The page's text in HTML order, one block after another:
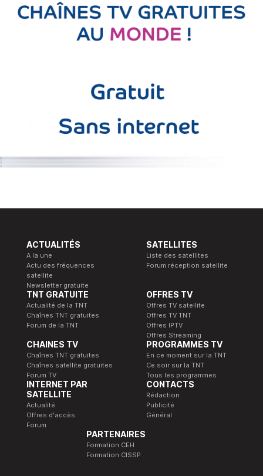
ACTUALITÉS
A la une
Actu des fréquences
satellite
Newsletter gratuite
SATELLITES
Liste des satellites
Forum réception satellite
TNT GRATUITE
Actualité de la TNT
Chaînes TNT gratuites
Forum de la TNT
OFFRES TV
Offres TV satellite
Offres TV TNT
Offres IPTV
Offres Streaming
CHAINES TV
Chaînes TNT gratuites
Chaînes satellite gratuites
Forum TV
PROGRAMMES TV
En ce moment sur la TNT
Ce soir sur la TNT
Tous les programmes
INTERNET PAR
SATELLITE
Actualité
Offres d'accès
Forum
CONTACTS
Rédaction
Publicité
Général
PARTENAIRES
Formation CEH
Formation CISSP